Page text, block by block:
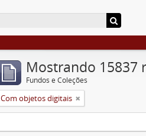
Mostrando 15837
Fundos e Coleções
Com objetos digitais